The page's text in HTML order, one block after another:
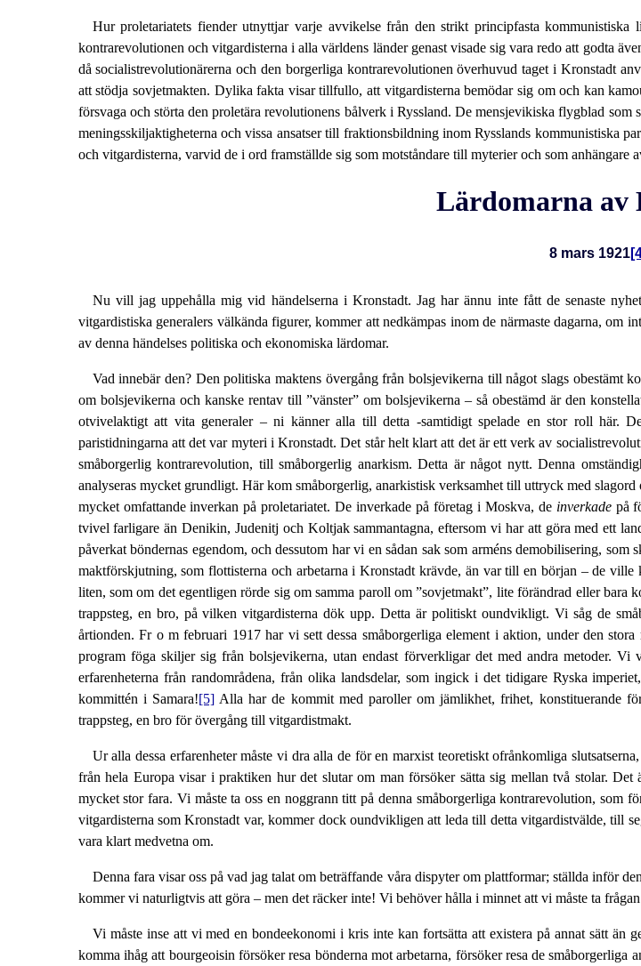
Hur proletariatets fiender utnyttjar varje avvikelse från den strikt principfasta
kontrarevolutionen och vitgardisterna i alla världens länder genast visade sig vara redo att godta
då socialistrevolutionärerna och den borgerliga kontrarevolutionen överhuvud taget i Kronstadt
att stödja sovjetmakten. Dylika fakta visar tillfullo, att vitgardisterna bemödar sig om och kan
försvaga och störta den proletära revolutionens bålverk i Ryssland. De mensjevikiska flygblad
meningsskiljaktigheterna och vissa ansatser till fraktionsbildning inom Rysslands kommunistiska
och vitgardisterna, varvid de i ord framställde sig som motståndare till myterier och som anhängare
Lärdomarna av
8 mars 1921
Nu vill jag uppehålla mig vid händelserna i Kronstadt. Jag har ännu inte fått de senaste
vitgardistiska generalers välkända figurer, kommer att nedkämpas inom de närmaste dagarna,
av denna händelses politiska och ekonomiska lärdomar.
Vad innebär den? Den politiska maktens övergång från bolsjevikerna till något slags
om bolsjevikerna och kanske rentav till ”vänster” om bolsjevikerna – så obestämd är den
otvivelaktigt att vita generaler –ni känner alla till detta -samtidigt spelade en stor roll här.
paristidningarna att det var myteri i Kronstadt. Det står helt klart att det är ett verk av
småborgerlig kontrarevolution, till småborgerlig anarkism. Detta är något nytt. Denna
analyseras mycket grundligt. Här kom småborgerlig, anarkistisk verksamhet till uttryck med
mycket omfattande inverkan på proletariatet. De inverkade på företag i Moskva, de inverkadepå
tvivel farligare än Denikin, Judenitj och Koltjak sammantagna, eftersom vi har att göra med ett
påverkat böndernas egendom, och dessutom har vi en sådan sak som arméns demobilisering,
maktförskjutning, som flottisterna och arbetarna i Kronstadt krävde, än var till en början –de ville
liten, som om det egentligen rörde sig om samma paroll om ”sovjetmakt”, lite förändrad eller bara
trappsteg, en bro, på vilken vitgardisterna dök upp. Detta är politiskt oundvikligt. Vi såg de
årtionden. Fr o m februari 1917 har vi sett dessa småborgerliga element i aktion, under den
program föga skiljer sig från bolsjevikerna, utan endast förverkligar det med andra metoder.
erfarenheterna från randområdena, från olika landsdelar, som ingick i det tidigare Ryska
kommittén i Samara![5] Alla har de kommit med paroller om jämlikhet, frihet, konstituerande
trappsteg, en bro för övergång till vitgardistmakt.
Ur alla dessa erfarenheter måste vi dra alla de för en marxist teoretiskt ofrånkomliga
från hela Europa visar i praktiken hur det slutar om man försöker sätta sig mellan två stolar.
mycket stor fara. Vi måste ta oss en noggrann titt på denna småborgerliga kontrarevolution,
vitgardisterna som Kronstadt var, kommer dock oundvikligen att leda till detta vitgardistvälde, till
vara klart medvetna om.
Denna fara visar oss på vad jag talat om beträffande våra dispyter om plattformar; ställda inför
kommer vi naturligtvis att göra – men det räcker inte! Vi behöver hålla i minnet att vi måste ta
Vi måste inse att vi med en bondeekonomi i kris inte kan fortsätta att existera på annat sätt
komma ihåg att bourgeoisin försöker resa bönderna mot arbetarna, försöker resa de